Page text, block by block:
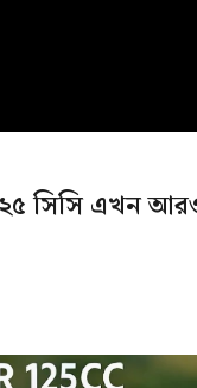
১২৫ সিসি এখন